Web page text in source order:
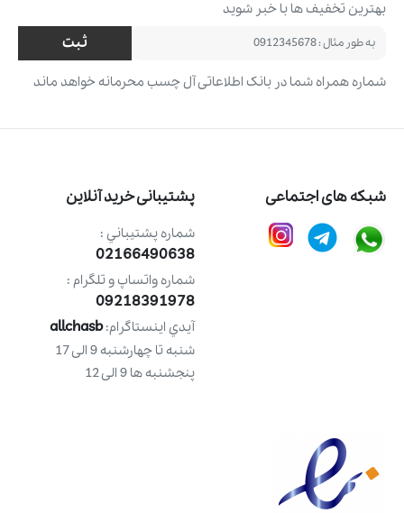
بهترین تخفیف ‌ها با خبر شوید
ثبت
شماره همراه شما در بانک اطلاعاتی آل چسب محرمانه خواهد ماند
شبکه های اجتماعی پشتیبانی خرید آنلاین
شماره پشتيباني :
02166490638
شماره واتساپ و تلگرام :
09218391978
آيدي اينستاگرام:allchasb
شنبه تا چهارشنبه 9 الی 17
پنجشنبه ها 9 الی 12